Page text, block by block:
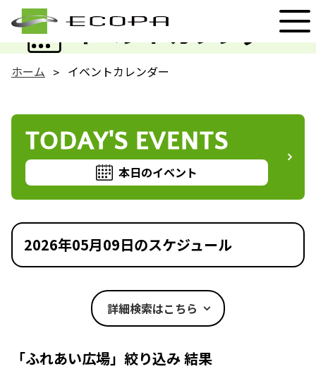
イベントカレンダー
EVENT
ホーム イベントカレンダー
TODAY'S EVENTS
本日のイベント
2026年05月09日のスケジュール
詳細検索はこちら
「ふれあい広場」絞り込み 結果